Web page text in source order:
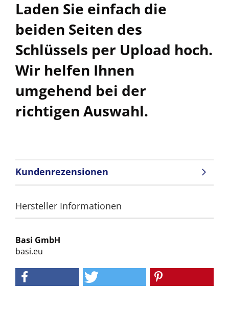
Laden Sie einfach die
beiden Seiten des
Schlüssels per Upload hoch.
Wir helfen Ihnen
umgehend bei der
richtigen Auswahl.
Kundenrezensionen
Hersteller Informationen
Basi GmbH
basi.eu